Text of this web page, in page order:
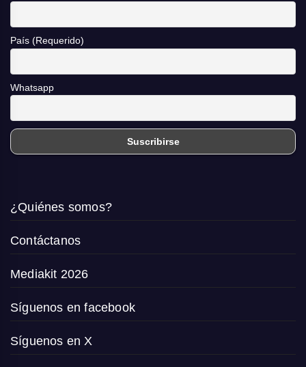
País (Requerido)
Whatsapp
¿Quiénes somos?
Contáctanos
Mediakit 2026
Síguenos en facebook
Síguenos en X